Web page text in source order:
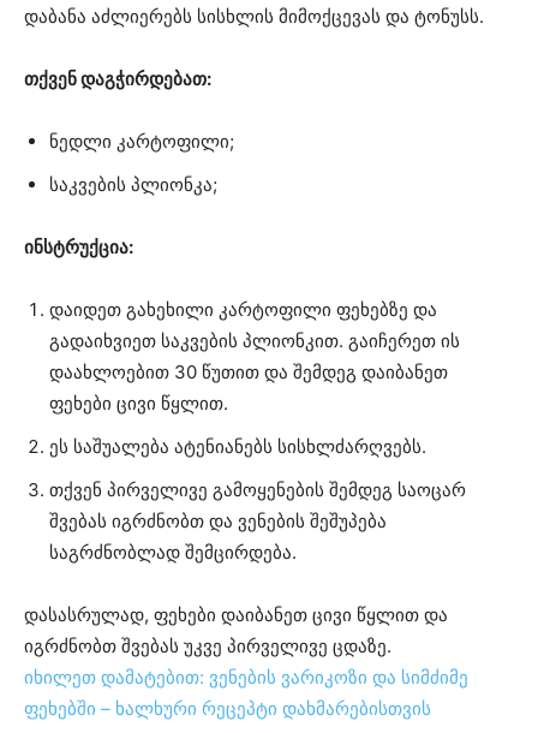
დაბანა აძლიერებს სისხლის მიმოქცევას და ტონუსს.
თქვენ დაგჭირდებათ:
ნედლი კარტოფილი;
საკვების პლიონკა;
ინსტრუქცია:
დაიდეთ გახეხილი კარტოფილი ფეხებზე და
გადაიხვიეთ საკვების პლიონკით. გაიჩერეთ ის
დაახლოებით 30 წუთით და შემდეგ დაიბანეთ
ფეხები ცივი წყლით.
ეს საშუალება ატენიანებს სისხლძარღვებს.
თქვენ პირველივე გამოყენების შემდეგ საოცარ
შვებას იგრძნობთ და ვენების შეშუპება
საგრძნობლად შემცირდება.
დასასრულად, ფეხები დაიბანეთ ცივი წყლით და
იგრძნობთ შვებას უკვე პირველივე ცდაზე.
იხილეთ დამატებით: ვენების ვარიკოზი და სიმძიმე
ფეხებში – ხალხური რეცეპტი დახმარებისთვის